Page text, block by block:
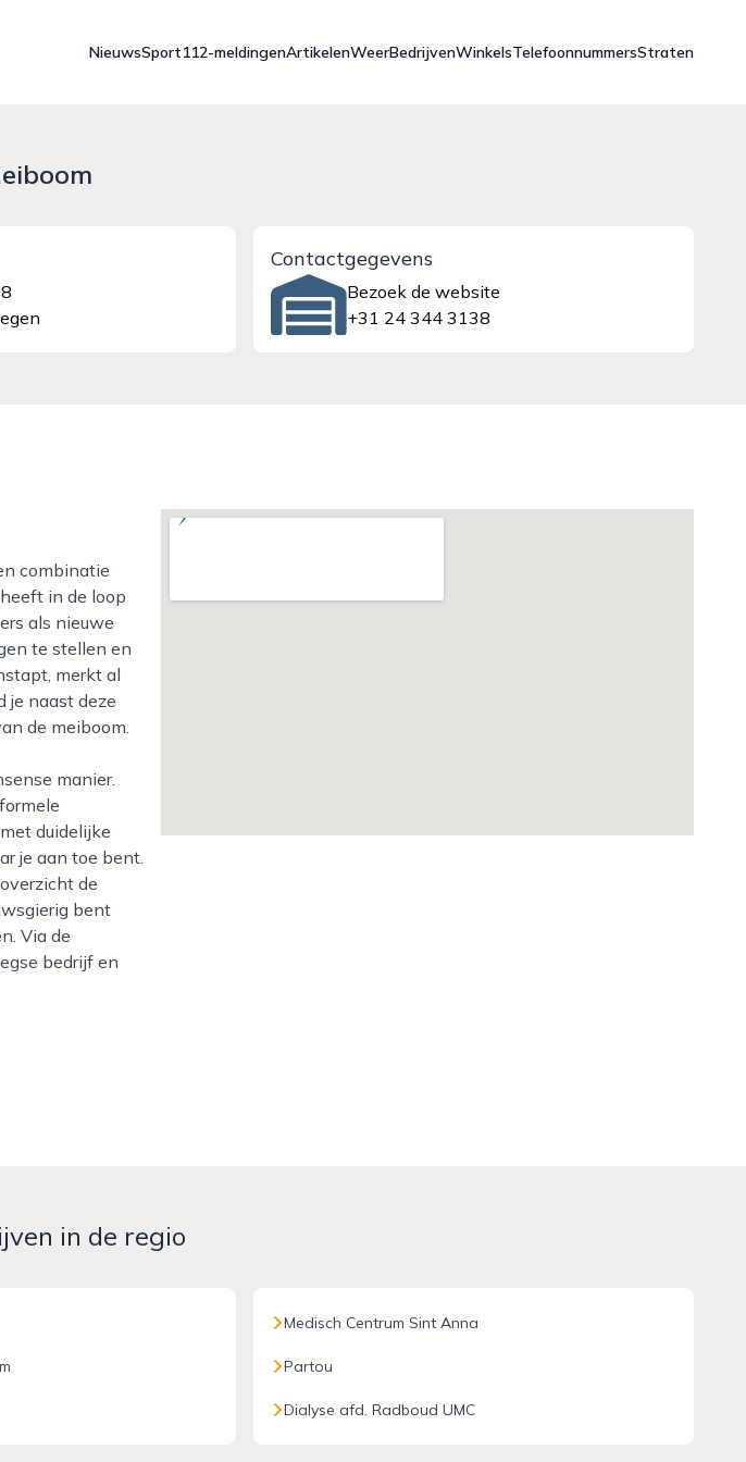
NieuwsSport112-meldingenArtikelenWeerBedrijvenWinkelsTelefoonnummersStraten
Contactgegevens
Bezoek de website
+31 24 344 3138
in de loop
als nieuwe
te stellen en
merkt al
je naast deze
de meiboom.
duidelijke
je aan toe bent.
de
bent
Via de
bedrijf en
in de regio
Medisch Centrum Sint Anna
Partou
Dialyse afd. Radboud UMC